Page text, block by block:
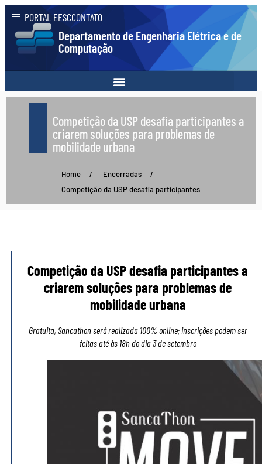
Departamento de Engenharia Elétrica e de
Computação
PORTAL EESCCONTATO
Competição da USP desafia participantes a
criarem soluções para problemas de
mobilidade urbana
Home / Encerradas
/
Competição da USP desafia participantes
Competição da USP desafia participantes a
criarem soluções para problemas de
mobilidade urbana
Gratuita, Sancathon será realizada 100% online; inscrições podem ser
feitas até às 18h do dia 3 de setembro